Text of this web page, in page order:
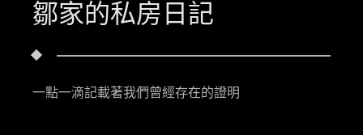
鄒家的私房日記
一點一滴記載著我們曾經存在的證明